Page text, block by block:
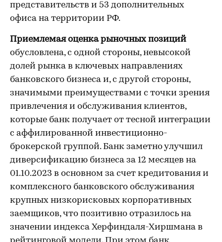
представительств и 53 дополнительных
офиса на территории РФ.
Приемлемая оценка рыночных позиций
обусловлена, с одной стороны, невысокой
долей рынка в ключевых направлениях
банковского бизнеса и, с другой стороны,
значимыми преимуществами с точки зрения
привлечения и обслуживания клиентов,
которые банк получает от тесной интеграции
с аффилированной инвестиционно-
брокерской группой. Банк заметно улучшил
диверсификацию бизнеса за 12 месяцев на
01.10.2023 в основном за счет кредитования и
комплексного банковского обслуживания
крупных низкорисковых корпоративных
заемщиков, что позитивно отразилось на
значении индекса Херфиндаля-Хиршмана в